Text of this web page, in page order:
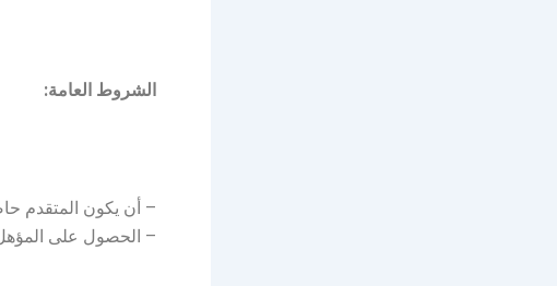
الشروط العامة:
– أن يكون المتقدم
– الحصول على